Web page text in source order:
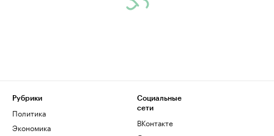
Рубрики
Политика
Экономика
Социальные
сети
ВКонтакте